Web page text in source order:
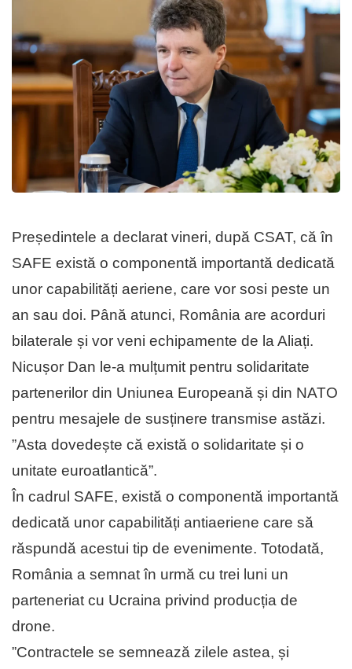
Președintele a declarat vineri, după CSAT, că în
SAFE există o componentă importantă dedicată
unor capabilități aeriene, care vor sosi peste un
an sau doi. Până atunci, România are acorduri
bilaterale și vor veni echipamente de la Aliați.
Nicușor Dan le-a mulțumit pentru solidaritate
partenerilor din Uniunea Europeană și din NATO
pentru mesajele de susținere transmise astăzi.
”Asta dovedește că există o solidaritate și o
unitate euroatlantică”.
În cadrul SAFE, există o componentă importantă
dedicată unor capabilități antiaeriene care să
răspundă acestui tip de evenimente. Totodată,
România a semnat în urmă cu trei luni un
parteneriat cu Ucraina privind producția de
drone.
”Contractele se semnează zilele astea, și